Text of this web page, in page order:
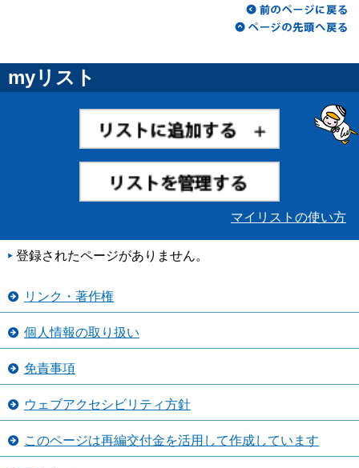
myリスト
マイリストの使い方
登録されたページがありません。
リンク・著作権
個人情報の取り扱い
免責事項
ウェブアクセシビリティ方針
このページは再編交付金を活用して作成しています